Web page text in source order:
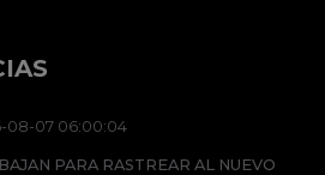
08-07 06:00:04
PARA RASTREAR AL NUEVO